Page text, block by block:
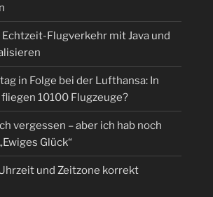
Flugverkehr mit Java und
in Folge bei der Lufthansa: In
10100 Flugzeuge?
vergessen – aber ich hab noch
Glück“
und Zeitzone korrekt